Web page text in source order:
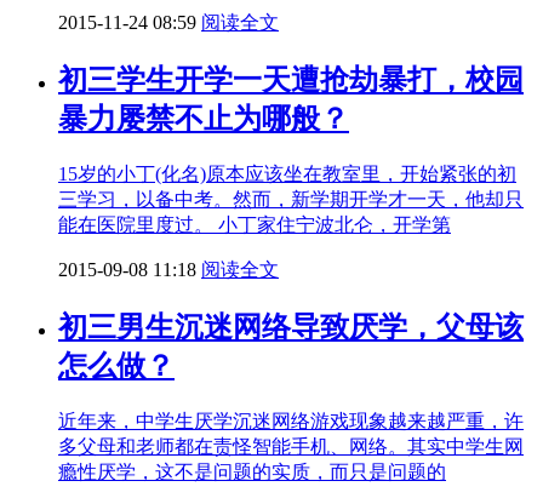
2015-11-24 08:59 阅读全文
初三学生开学一天遭抢劫暴打，校园
暴力屡禁不止为哪般？
15岁的小丁(化名)原本应该坐在教室里，开始紧张的初
三学习，以备中考。然而，新学期开学才一天，他却只
能在医院里度过。 小丁家住宁波北仑，开学第
2015-09-08 11:18 阅读全文
初三男生沉迷网络导致厌学，父母该
怎么做？
近年来，中学生厌学沉迷网络游戏现象越来越严重，许
多父母和老师都在责怪智能手机、网络。其实中学生网
瘾性厌学，这不是问题的实质，而只是问题的